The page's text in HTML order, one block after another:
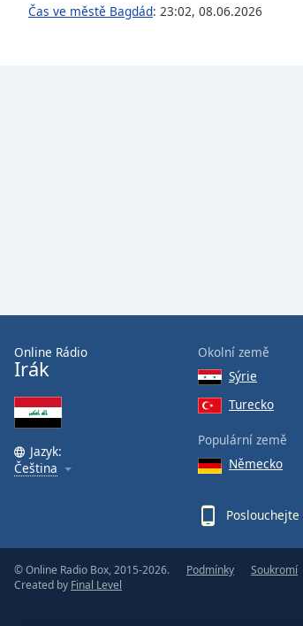
modal
Opacity
Text
Background
Color
Caption
Area
Čas ve městě Bagdád: 23:02, 08.06.2026
Online Rádio
Irák
Jazyk:
Čeština
Okolní země
Sýrie
Turecko
Populární země
Německo
Poslouchejte
© Online Radio Box, 2015-2026.
Created by Final Level
Podmínky Soukromí